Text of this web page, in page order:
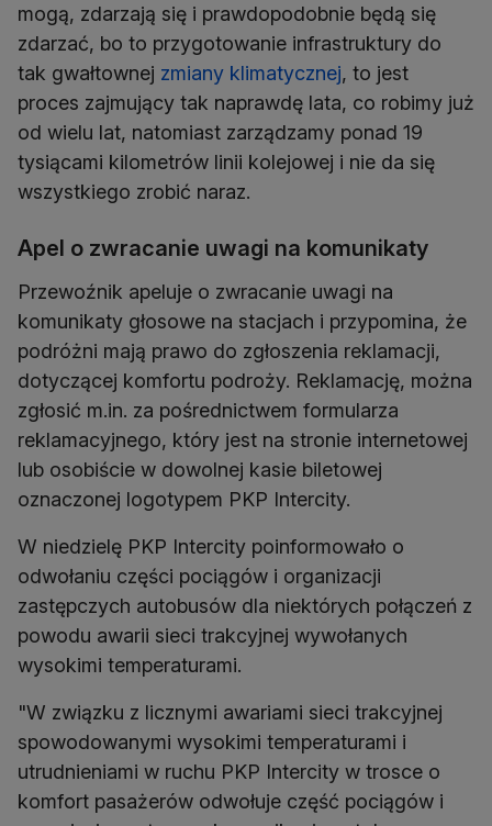
mogą, zdarzają się i prawdopodobnie będą się
zdarzać, bo to przygotowanie infrastruktury do
tak gwałtownej zmiany klimatycznej, to jest
proces zajmujący tak naprawdę lata, co robimy już
od wielu lat, natomiast zarządzamy ponad 19
tysiącami kilometrów linii kolejowej i nie da się
wszystkiego zrobić naraz.
Apel o zwracanie uwagi na komunikaty
Przewoźnik apeluje o zwracanie uwagi na
komunikaty głosowe na stacjach i przypomina, że
podróżni mają prawo do zgłoszenia reklamacji,
dotyczącej komfortu podroży. Reklamację, można
zgłosić m.in. za pośrednictwem formularza
reklamacyjnego, który jest na stronie internetowej
lub osobiście w dowolnej kasie biletowej
oznaczonej logotypem PKP Intercity.
W niedzielę PKP Intercity poinformowało o
odwołaniu części pociągów i organizacji
zastępczych autobusów dla niektórych połączeń z
powodu awarii sieci trakcyjnej wywołanych
wysokimi temperaturami.
"W związku z licznymi awariami sieci trakcyjnej
spowodowanymi wysokimi temperaturami i
utrudnieniami w ruchu PKP Intercity w trosce o
komfort pasażerów odwołuje część pociągów i